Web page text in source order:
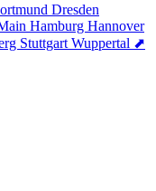
Dresden
Hamburg Hannover
Stuttgart Wuppertal ⬈